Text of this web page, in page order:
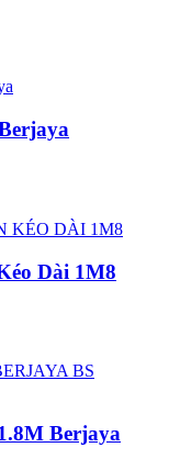
Dài 1M8
Berjaya